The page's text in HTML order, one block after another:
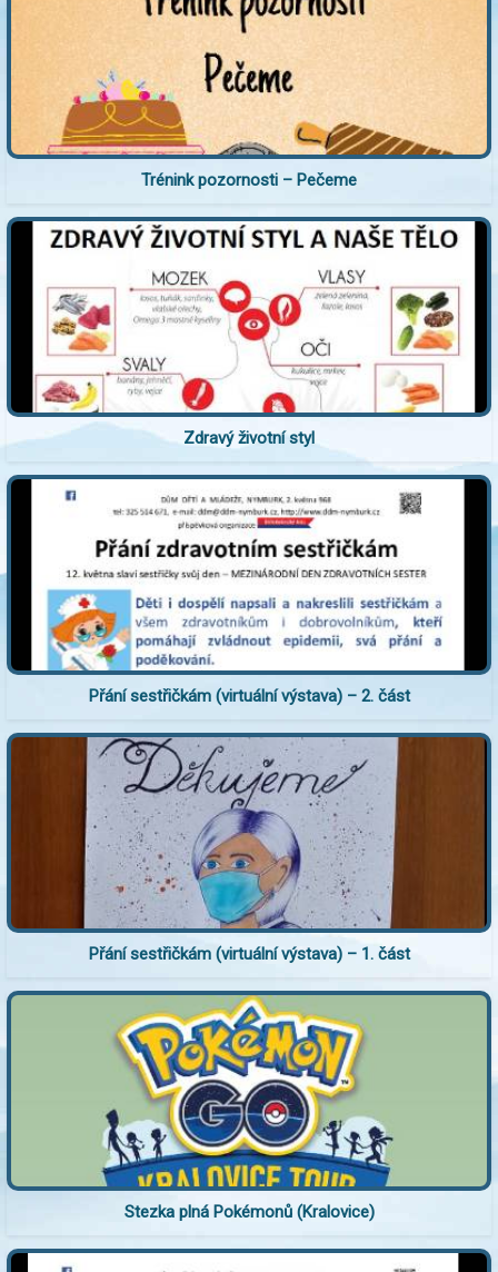
Trénink pozornosti – Pečeme
Zdravý životní styl
Přání sestřičkám (virtuální výstava) – 2. část
Přání sestřičkám (virtuální výstava) – 1. část
Stezka plná Pokémonů (Kralovice)